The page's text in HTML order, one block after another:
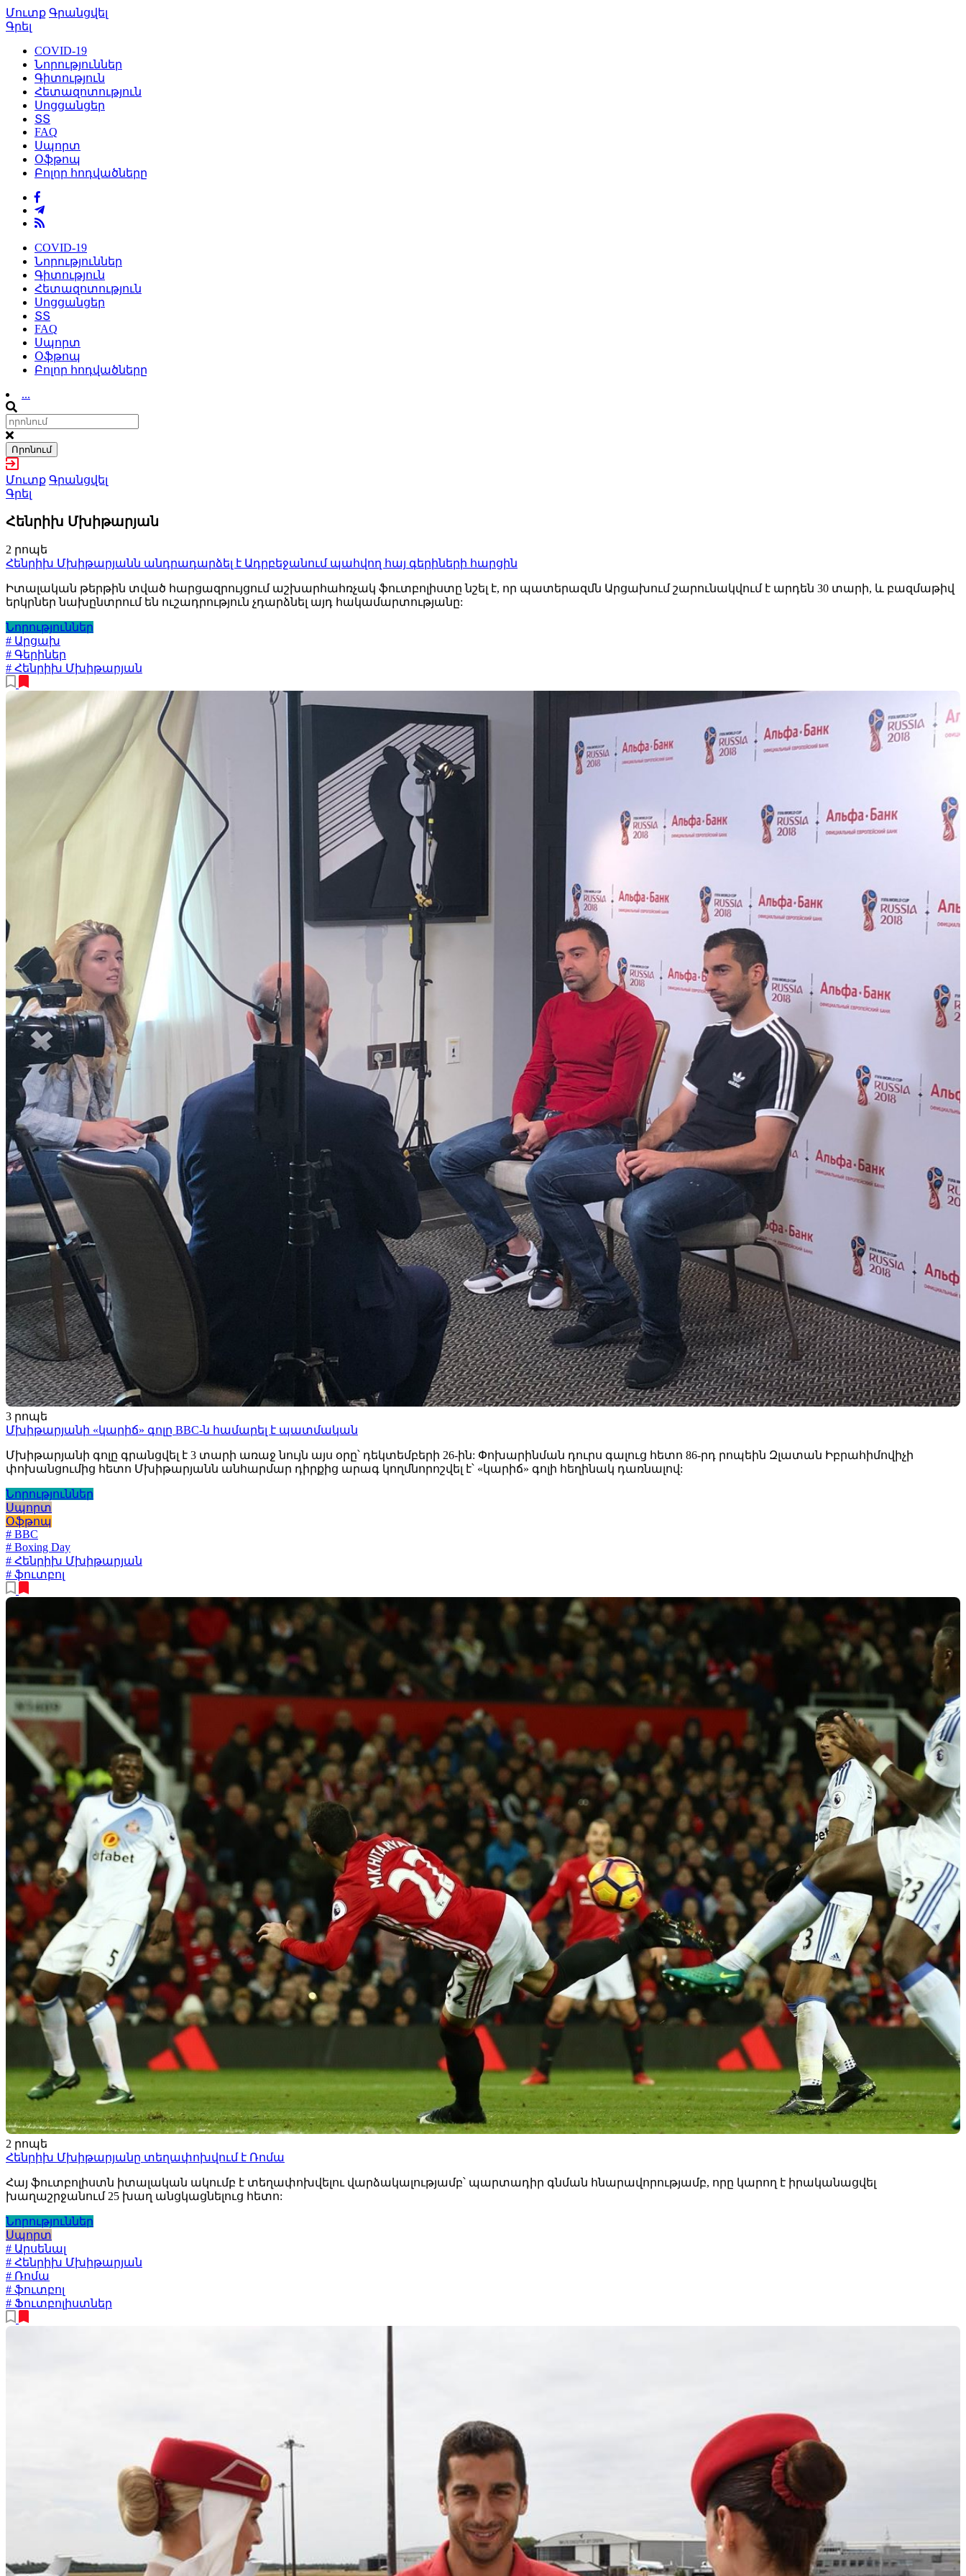
Մուտք Գրանցվել
Գրել
COVID-19
Նորություններ
Գիտություն
Հետազոտություն
Սոցցանցեր
ՏՏ
FAQ
Սպորտ
Օֆթոպ
Բոլոր հոդվածները
COVID-19
Նորություններ
Գիտություն
Հետազոտություն
Սոցցանցեր
ՏՏ
FAQ
Սպորտ
Օֆթոպ
Բոլոր հոդվածները
...
Որոնում
Մուտք Գրանցվել
Գրել
Հենրիխ Մխիթարյան
2 րոպե
Հենրիխ Մխիթարյանն անդրադարձել է Ադրբեջանում պահվող հայ գերիների հարցին
Իտալական թերթին տված հարցազրույցում աշխարհահռչակ ֆուտբոլիստը նշել է, որ պատերազմն Արցախում շարունակվում է արդեն 30 տարի, և բազմաթիվ
երկրներ նախընտրում են ուշադրություն չդարձնել այդ հակամարտությանը:
Նորություններ
# Արցախ
# Գերիներ
# Հենրիխ Մխիթարյան
3 րոպե
Մխիթարյանի «կարիճ» գոլը BBC-ն համարել է պատմական
Մխիթարյանի գոլը գրանցվել է 3 տարի առաջ նույն այս օրը՝ դեկտեմբերի 26-ին: Փոխարինման դուրս գալուց հետո 86-րդ րոպեին Զլատան Իբրահիմովիչի
փոխանցումից հետո Մխիթարյանն անհարմար դիրքից արագ կողմնորոշվել է՝ «կարիճ» գոլի հեղինակ դառնալով:
Նորություններ
Սպորտ
Օֆթոպ
# BBC
# Boxing Day
# Հենրիխ Մխիթարյան
# ֆուտբոլ
2 րոպե
Հենրիխ Մխիթարյանը տեղափոխվում է Ռոմա
Հայ ֆուտբոլիստն իտալական ակումբ է տեղափոխվելու վարձակալությամբ՝ պարտադիր գնման հնարավորությամբ, որը կարող է իրականացվել
խաղաշրջանում 25 խաղ անցկացնելուց հետո:
Նորություններ
Սպորտ
# Արսենալ
# Հենրիխ Մխիթարյան
# Ռոմա
# ֆուտբոլ
# Ֆուտբոլիստներ